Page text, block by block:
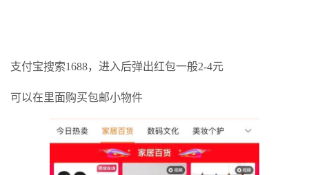
支付宝搜索1688，进入后弹出红包一般2-4元
可以在里面购买包邮小物件